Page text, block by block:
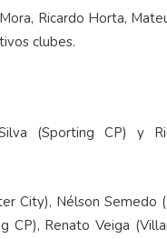
Ricardo Horta,
clubes.
(Sporting CP) y
City), Nélson Semedo
CP), Renato Veiga